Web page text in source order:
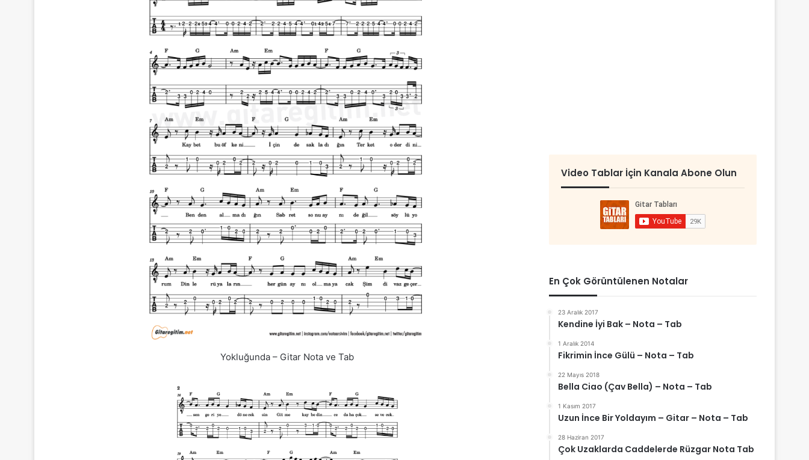
Yokluğunda – Gitar Nota ve Tab
Video Tablar İçin Kanala Abone Olun
En Çok Görüntülenen Notalar
23 Aralık 2017
Kendine İyi Bak – Nota – Tab
1 Aralık 2014
Fikrimin İnce Gülü – Nota – Tab
22 Mayıs 2018
Bella Ciao (Çav Bella) – Nota – Tab
1 Kasım 2017
Uzun İnce Bir Yoldayım – Gitar – Nota – Tab
28 Haziran 2017
Çok Uzaklarda Caddelerde Rüzgar Nota Tab